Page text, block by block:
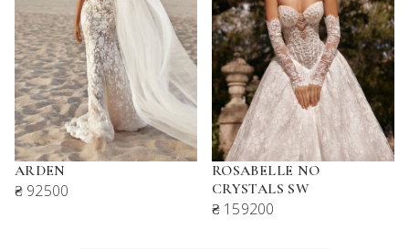
ARDEN
₴ 92500
ROSABELLE NO
CRYSTALS SW
₴ 159200